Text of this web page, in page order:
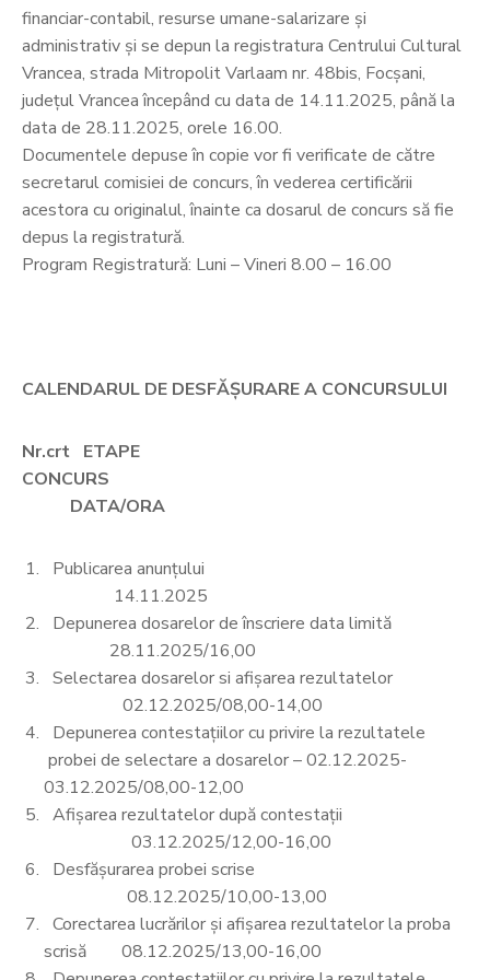
financiar-contabil, resurse umane-salarizare și
administrativ și se depun la registratura Centrului Cultural
Vrancea, strada Mitropolit Varlaam nr. 48bis, Focșani,
județul Vrancea începând cu data de 14.11.2025, până la
data de 28.11.2025, orele 16.00.
Documentele depuse în copie vor fi verificate de către
secretarul comisiei de concurs, în vederea certificării
acestora cu originalul, înainte ca dosarul de concurs să fie
depus la registratură.
Program Registratură: Luni – Vineri 8.00 – 16.00
CALENDARUL DE DESFĂȘURARE A CONCURSULUI
Nr.crt ETAPE
CONCURS
DATA/ORA
Publicarea anunțului
14.11.2025
Depunerea dosarelor de înscriere data limită
28.11.2025/16,00
Selectarea dosarelor si afișarea rezultatelor
02.12.2025/08,00-14,00
Depunerea contestațiilor cu privire la rezultatele
probei de selectare a dosarelor – 02.12.2025-
03.12.2025/08,00-12,00
Afișarea rezultatelor după contestații
03.12.2025/12,00-16,00
Desfășurarea probei scrise
08.12.2025/10,00-13,00
Corectarea lucrărilor și afișarea rezultatelor la proba
scrisă 08.12.2025/13,00-16,00